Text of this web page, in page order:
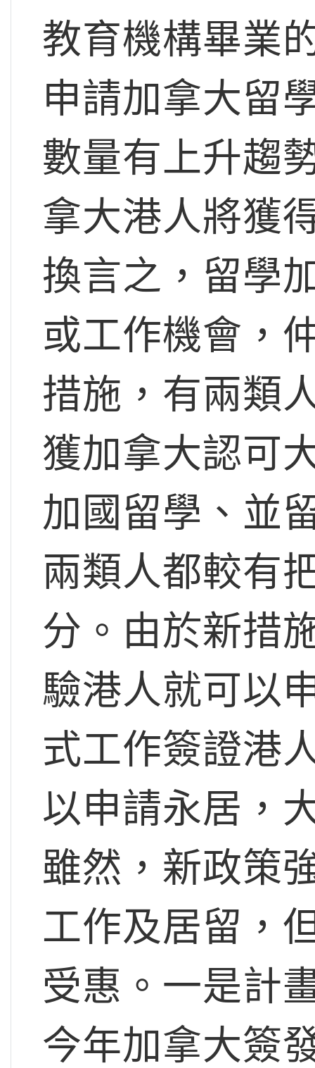
教育機構畢業
申請加拿大留
數量有上升趨
拿大港人將獲
換言之，留學
或工作機會，
措施，有兩類
獲加拿大認可
加國留學、並
兩類人都較有
分。由於新措
驗港人就可以
式工作簽證港
以申請永居，
雖然，新政策
工作及居留，
受惠。一是計
今年加拿大簽